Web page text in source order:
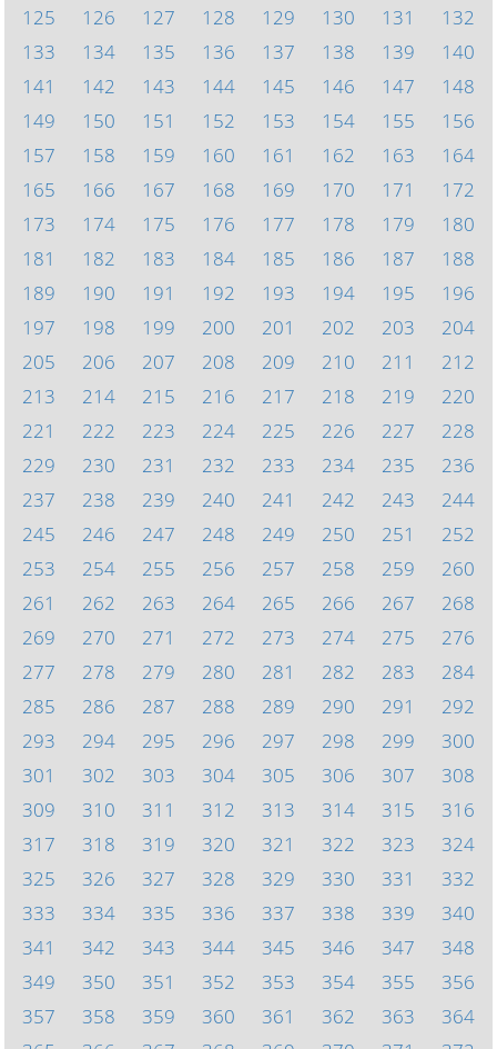
125
126 127 128 129 130 131
132
133
134 135 136 137 138 139
140
141
142 143 144 145 146 147
148
149
150 151 152 153 154 155
156
157
158 159 160 161 162 163
164
165
166 167 168 169 170 171
172
173
174 175 176 177 178 179
180
181
182 183 184 185 186 187
188
189
190 191 192 193 194 195
196
197
198 199 200 201 202 203
204
205
206 207 208 209 210 211
212
213
214 215 216 217 218 219
220
221
222 223 224 225 226 227
228
229
230 231 232 233 234 235
236
237
238 239 240 241 242 243
244
245
246 247 248 249 250 251
252
253
254 255 256 257 258 259
260
261
262 263 264 265 266 267
268
269
270 271 272 273 274 275
276
277
278 279 280 281 282 283
284
285
286 287 288 289 290 291
292
293
294 295 296 297 298 299
300
301
302 303 304 305 306 307
308
309
310 311 312 313 314 315
316
317
318 319 320 321 322 323
324
325
326 327 328 329 330 331
332
333
334 335 336 337 338 339
340
341
342 343 344 345 346 347
348
349
350 351 352 353 354 355
356
357
358 359 360 361 362 363
364